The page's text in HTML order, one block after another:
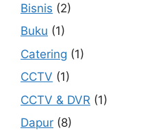
Bisnis (2)
Buku (1)
Catering (1)
CCTV (1)
CCTV & DVR (1)
Dapur (8)